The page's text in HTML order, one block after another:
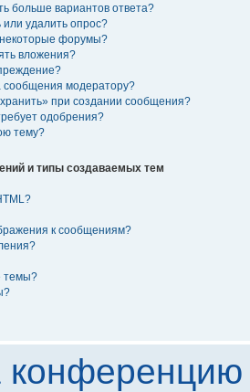
больше вариантов ответа?
или удалить опрос?
форумы?
вложения?
сообщения модератору?
при создании сообщения?
одобрения?
тему?
и типы создаваемых тем
к сообщениям?
темы?
конференцию